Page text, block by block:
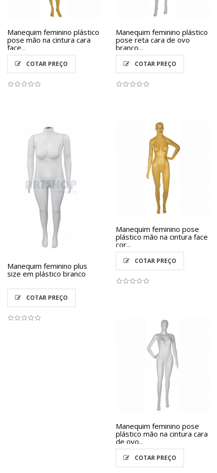
Manequim feminino plástico
pose mão na cintura cara
face...
COTAR PREÇO
Manequim feminino plástico
pose reta cara de ovo
branco...
COTAR PREÇO
Manequim feminino plus
size em plástico branco
COTAR PREÇO
Manequim feminino pose
plástico mão na cintura face
cor...
COTAR PREÇO
Manequim feminino pose
plástico mão na cintura cara
de ovo...
COTAR PREÇO